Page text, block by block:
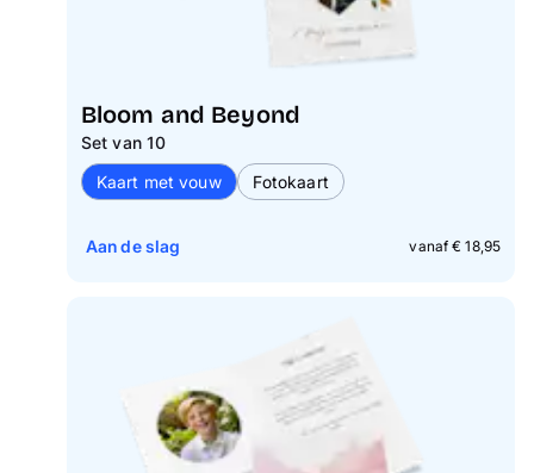
Bloom and Beyond
Set van 10
Kaart met vouw
Fotokaart
vanaf € 18,95
Aan de slag